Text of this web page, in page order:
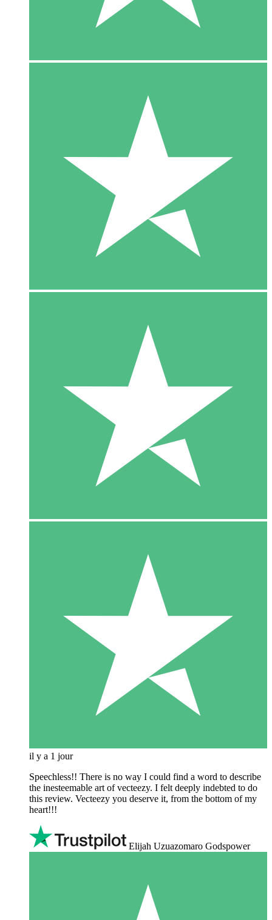
il y a 1 jour
Speechless!! There is no way I could find a word to describe
the inesteemable art of vecteezy. I felt deeply indebted to do
this review. Vecteezy you deserve it, from the bottom of my
heart!!!
Elijah Uzuazomaro Godspower